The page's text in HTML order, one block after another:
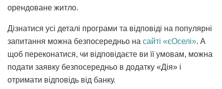
орендоване житло.
Дізнатися усі деталі програми та відповіді на популярні
запитання можна безпосередньо на сайті «єОселі». А
щоб переконатися, чи відповідаєте ви її умовам, можна
подати заявку безпосередньо в додатку «Дія» і
отримати відповідь від банку.